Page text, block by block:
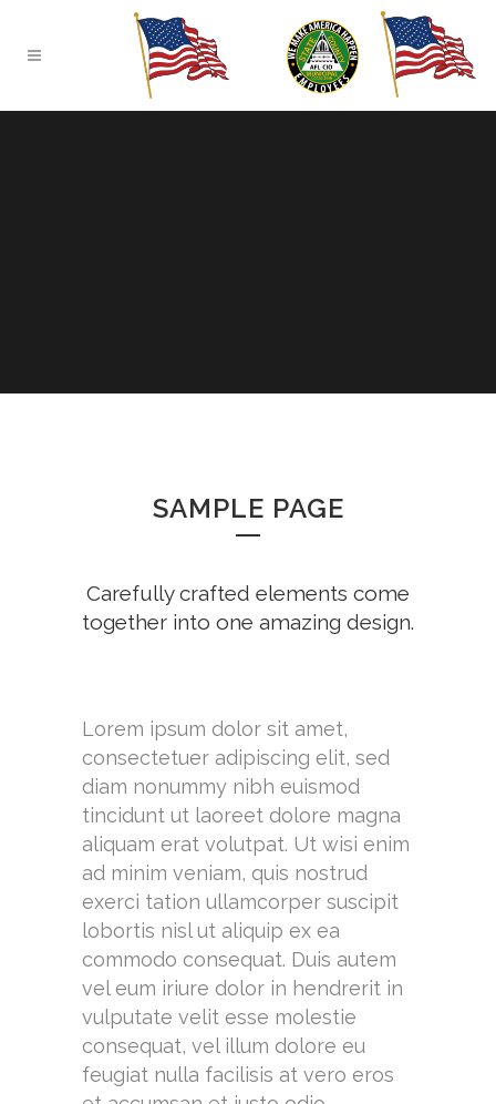
SAMPLE PAGE
Carefully crafted elements come
together into one amazing design.
Lorem ipsum dolor sit amet,
consectetuer adipiscing elit, sed
diam nonummy nibh euismod
tincidunt ut laoreet dolore magna
aliquam erat volutpat. Ut wisi enim
ad minim veniam, quis nostrud
exerci tation ullamcorper suscipit
lobortis nisl ut aliquip ex ea
commodo consequat. Duis autem
vel eum iriure dolor in hendrerit in
vulputate velit esse molestie
consequat, vel illum dolore eu
feugiat nulla facilisis at vero eros